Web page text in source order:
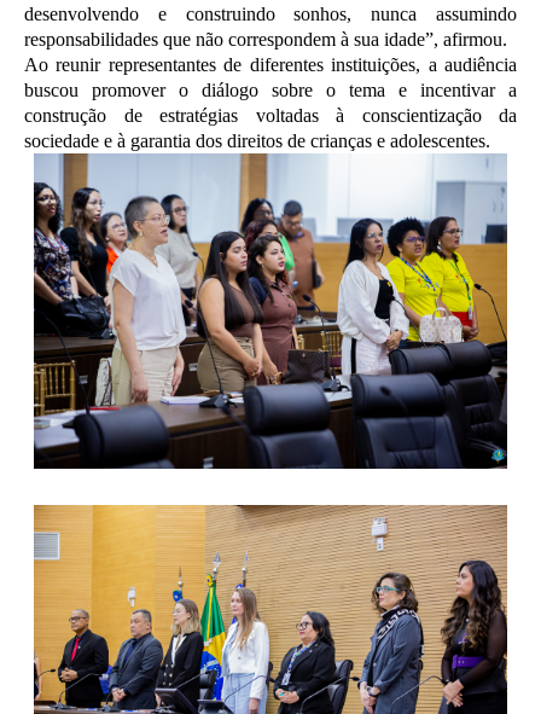
desenvolvendo e construindo sonhos, nunca assumindo
responsabilidades que não correspondem à sua idade”, afirmou.
Ao reunir representantes de diferentes instituições, a audiência
buscou promover o diálogo sobre o tema e incentivar a
construção de estratégias voltadas à conscientização da
sociedade e à garantia dos direitos de crianças e adolescentes.